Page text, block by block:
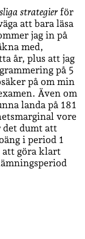
strategierför
att bara läsa
jag in på
med,
år, plus att jag
på 5
på om min
Även om
landa på 181
vore
det dumt att
i period 1
att göra klart